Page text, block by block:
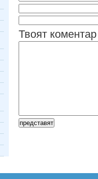
Твоят коментар